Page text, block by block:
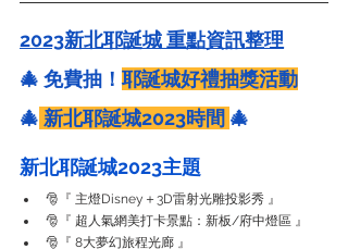
2023新北耶誕城 重點資訊整理
🎄 免費抽！耶誕城好禮抽獎活動
🎄 新北耶誕城2023時間 🎄
新北耶誕城2023主題
🎅『 主燈Disney＋3D雷射光雕投影秀 』
🎅『 超人氣網美打卡景點：新板/府中燈區 』
🎅『 8大夢幻旅程光廊 』